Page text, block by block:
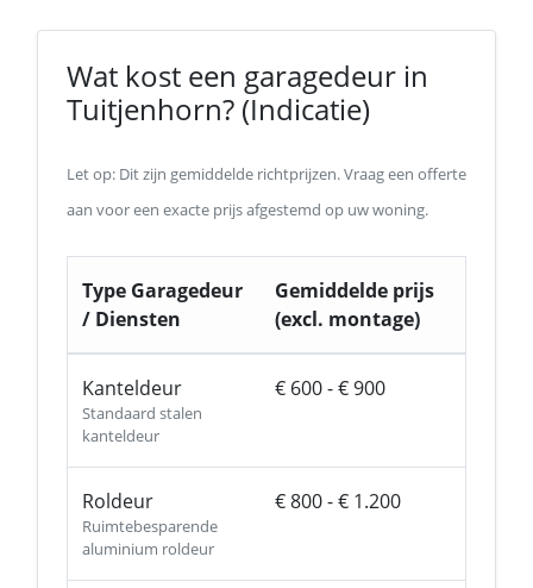
Wat kost een garagedeur in
Tuitjenhorn? (Indicatie)
Let op: Dit zijn gemiddelde richtprijzen. Vraag een offerte
aan voor een exacte prijs afgestemd op uw woning.
Type Garagedeur
/ Diensten
Gemiddelde prijs
(excl. montage)
Kanteldeur
Standaard stalen
kanteldeur
€ 600 - € 900
Roldeur
Ruimtebesparende
aluminium roldeur
€ 800 - € 1.200